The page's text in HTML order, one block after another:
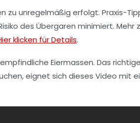
unregelmäßig erfolgt. Praxis-
des Übergaren minimiert. Mehr
klicken für Details.
Eiermassen. Das
eignet sich dieses Video mit